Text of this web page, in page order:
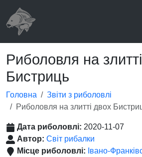
Риболовля на
Бистриць
Головна
Звіти з риболовлі
Риболовля на злитті двох
Дата риболовлі: 2020-11-07
Автор: Світ рибалки
Місце риболовлі: Івано-